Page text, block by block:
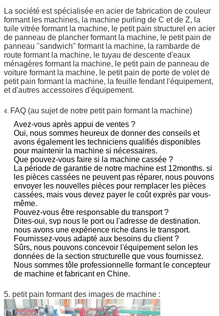
La société est spécialisée en acier de fabrication de couleur
formant les machines, la machine purling de C et de Z, la
tuile vitrée formant la machine, le petit pain structurel en acier
de panneau de plancher formant la machine, le petit pain de
panneau "sandwich" formant la machine, la rambarde de
route formant la machine, le tuyau de descente d'eaux
ménagères formant la machine, le petit pain de panneau de
voiture formant la machine, le petit pain de porte de volet de
petit pain formant la machine, la feuille fendant l'équipement,
et d'autres accessoires d'équipement.
4. FAQ (au sujet de notre petit pain formant la machine)
Avez-vous après appui de ventes ?
Oui, nous sommes heureux de donner des conseils et
avons également les techniciens qualifiés disponibles
pour maintenir la machine si nécessaires.
Que pouvez-vous faire si la machine cassée ?
La période de garantie de notre machine est 12months. si
les pièces cassées ne peuvent pas réparer, nous pouvons
envoyer les nouvelles pièces pour remplacer les pièces
cassées, mais vous devez payer le coût exprès par vous-
même.
Pouvez-vous être responsable du transport ?
Dites-oui, svp nous le port ou l'adresse de destination.
nous avons une expérience riche dans le transport.
Fournissez-vous adapté aux besoins du client ?
Sûrs, nous pouvons concevoir l'équipement selon les
données de la section structurelle que vous fournissez.
Nous sommes tôle professionnelle formant le concepteur
de machine et fabricant en Chine.
5. petit pain formant des images de machine :